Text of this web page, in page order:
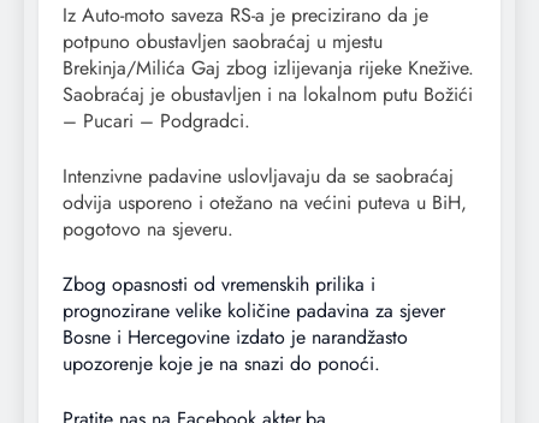
Iz Auto-moto saveza RS-a je precizirano da je
potpuno obustavljen saobraćaj u mjestu
Brekinja/Milića Gaj zbog izlijevanja rijeke Knežive.
Saobraćaj je obustavljen i na lokalnom putu Božići
– Pucari – Podgradci.
Intenzivne padavine uslovljavaju da se saobraćaj
odvija usporeno i otežano na većini puteva u BiH,
pogotovo na sjeveru.
Zbog opasnosti od vremenskih prilika i
prognozirane velike količine padavina za sjever
Bosne i Hercegovine izdato je narandžasto
upozorenje koje je na snazi do ponoći.